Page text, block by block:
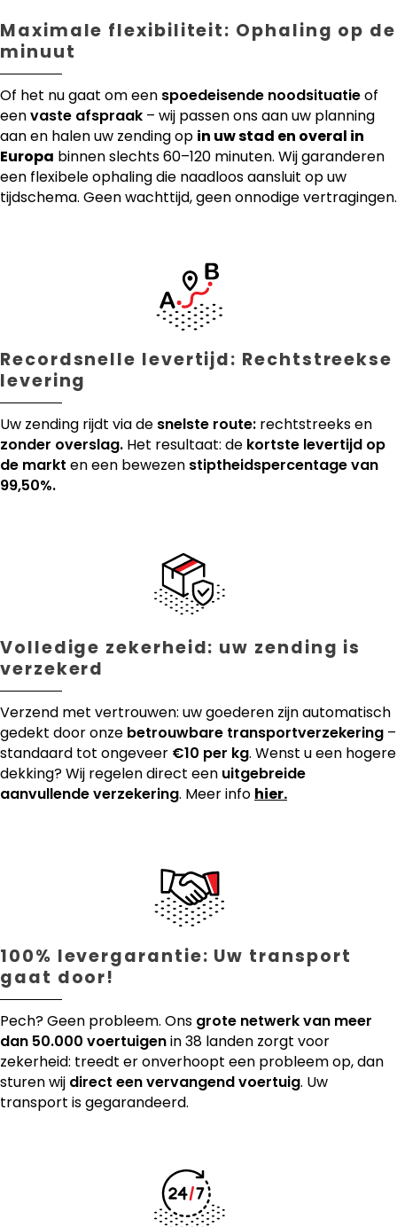
Maximale flexibiliteit: Ophaling op de
minuut
Of het nu gaat om een spoedeisende noodsituatieof
eenvaste afspraak – wij passen ons aan uw planning
aan en halen uw zending op in uw stad en overal in
Europa binnen slechts 60–120 minuten. Wij garanderen
een flexibele ophaling die naadloos aansluit op uw
tijdschema. Geen wachttijd, geen onnodige vertragingen.
Recordsnelle levertijd: Rechtstreekse
levering
Uw zending rijdt via de snelste route: rechtstreeks en
zonder overslag. Het resultaat: de kortste levertijd op
de markt en een bewezen stiptheidspercentage van
99,50%.
Volledige zekerheid: uw zending is
verzekerd
Verzend met vertrouwen: uw goederen zijn automatisch
gedekt door onze betrouwbare transportverzekering –
standaard tot ongeveer €10 per kg. Wenst u een hogere
dekking? Wij regelen direct een uitgebreide
aanvullende verzekering. Meer info hier.
100% levergarantie: Uw transport
gaat door!
Pech? Geen probleem. Ons grote netwerk van meer
dan 50.000 voertuigenin 38 landen zorgt voor
zekerheid: treedt er onverhoopt een probleem op, dan
sturen wij direct een vervangend voertuig. Uw
transport is gegarandeerd.